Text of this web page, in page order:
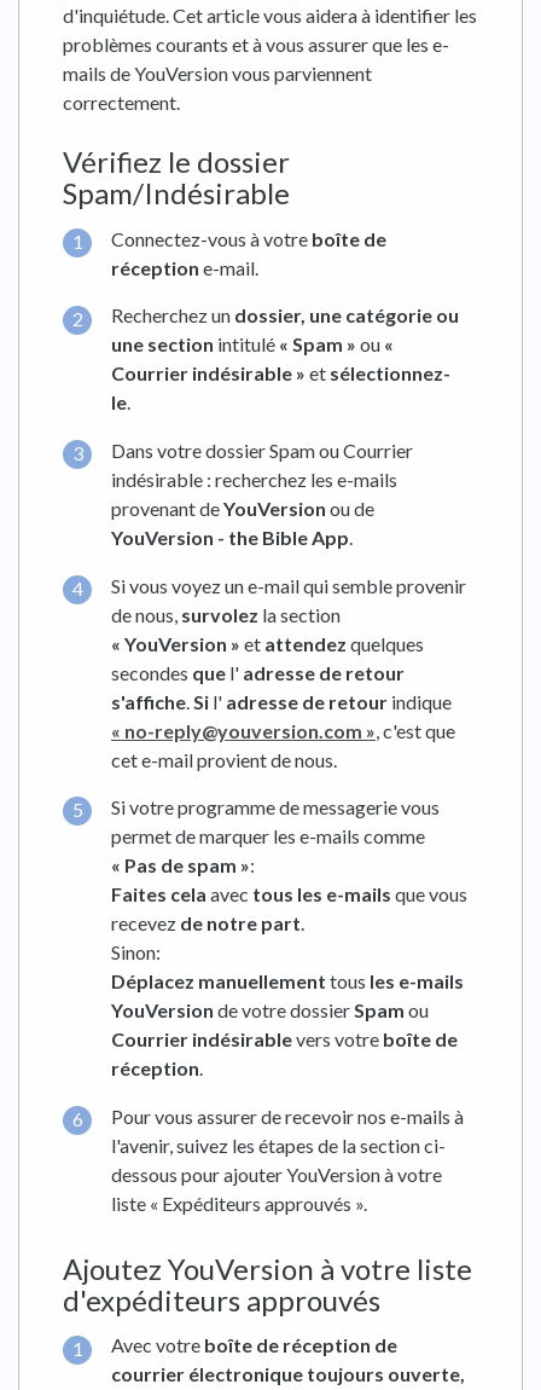
d'inquiétude. Cet article vous aidera à identifier les
problèmes courants et à vous assurer que les e-
mails de YouVersion vous parviennent
correctement.
Vérifiez le dossier
Spam/Indésirable
Connectez-vous à votre boîte de
réception e-mail.
Recherchez un dossier, une catégorie ou
une section intitulé « Spam » ou «
Courrier indésirable » et sélectionnez-
le.
Dans votre dossier Spam ou Courrier
indésirable : recherchez les e-mails
provenant deYouVersion ou de
YouVersion - the Bible App.
Si vous voyez un e-mail qui semble provenir
de nous, survolez la section
« YouVersion » et attendez quelques
secondes que l' adresse de retour
s'affiche Si l' adresse de retour indique
« no-reply@youversion.com » , c'est que
cet e-mail provient de nous.
Si votre programme de messagerie vous
permet de marquer les e-mails comme
« Pas de spam »:
Faites cela avec tous les e-mails que vous
recevez de notre part.
Sinon:
Déplacez manuellement tous les e-mails
YouVersion de votre dossierSpam ou
Courrier indésirablevers votre boîte de
réception.
Pour vous assurer de recevoir nos e-mails à
l'avenir, suivez les étapes de la section ci-
dessous pour ajouter YouVersion à votre
liste « Expéditeurs approuvés ».
Ajoutez YouVersion à votre liste
d'expéditeurs approuvés
Avec votre boîte de réception de
courrier électronique toujours ouverte,